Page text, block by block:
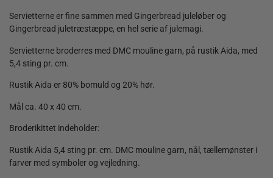
Servietterne er fine sammen med Gingerbread juleløber og
Gingerbread juletræstæppe, en hel serie af julemagi.
Servietterne broderres med DMC mouline garn, på rustik Aida, med
5,4 sting pr. cm.
Rustik Aida er 80% bomuld og 20% hør.
Mål ca. 40 x 40 cm.
Broderikittet indeholder:
Rustik Aida 5,4 sting pr. cm. DMC mouline garn, nål, tællemønster i
farver med symboler og vejledning.